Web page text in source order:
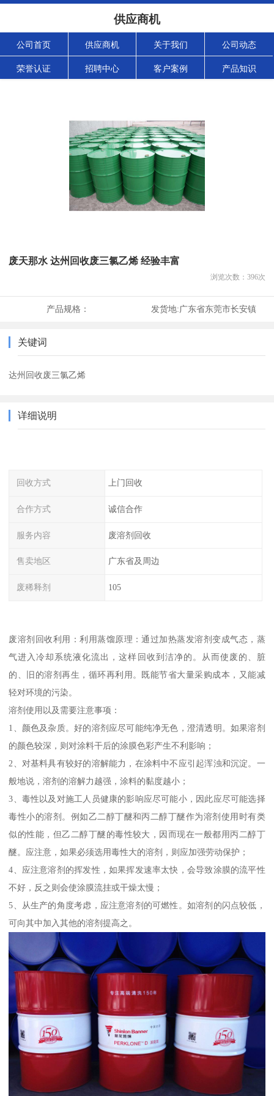
供应商机
公司首页 供应商机 关于我们 公司动态
荣誉认证 招聘中心 客户案例 产品知识
废天那水 达州回收废三氯乙烯 经验丰富
浏览次数： 396次
产品规格： 发货地:广东省东莞市长安镇
关键词
达州回收废三氯乙烯
详细说明
回收方式 上门回收
合作方式 诚信合作
服务内容 废溶剂回收
售卖地区 广东省及周边
废稀释剂 105
废溶剂回收利用：利用蒸馏原理：通过加热蒸发溶剂变成气态，蒸
气进入冷却系统液化流出，这样回收到洁净的。从而使废的、脏
的、旧的溶剂再生，循环再利用。既能节省大量采购成本，又能减
轻对环境的污染。
溶剂使用以及需要注意事项：
1、颜色及杂质。好的溶剂应尽可能纯净无色，澄清透明。如果溶剂
的颜色较深，则对涂料干后的涂膜色彩产生不利影响；
2、对基料具有较好的溶解能力，在涂料中不应引起浑浊和沉淀。一
般地说，溶剂的溶解力越强，涂料的黏度越小；
3、毒性以及对施工人员健康的影响应尽可能小，因此应尽可能选择
毒性小的溶剂。例如乙二醇丁醚和丙二醇丁醚作为溶剂使用时有类
似的性能，但乙二醇丁醚的毒性较大，因而现在一般都用丙二醇丁
醚。应注意，如果必须选用毒性大的溶剂，则应加强劳动保护；
4、应注意溶剂的挥发性，如果挥发速率太快，会导致涂膜的流平性
不好，反之则会使涂膜流挂或干燥太慢；
5、从生产的角度考虑，应注意溶剂的可燃性。如溶剂的闪点较低，
可向其中加入其他的溶剂提高之。